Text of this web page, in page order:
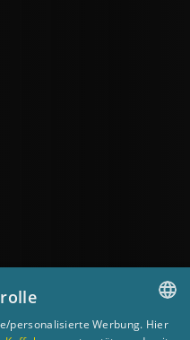
GERMAN
personalisierte Werbung. Hier